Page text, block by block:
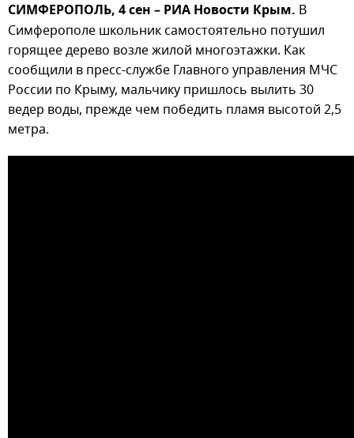
СИМФЕРОПОЛЬ, 4 сен – РИА Новости Крым. В
Симферополе школьник самостоятельно потушил
горящее дерево возле жилой многоэтажки. Как
сообщили в пресс-службе Главного управления МЧС
России по Крыму, мальчику пришлось вылить 30
ведер воды, прежде чем победить пламя высотой 2,5
метра.